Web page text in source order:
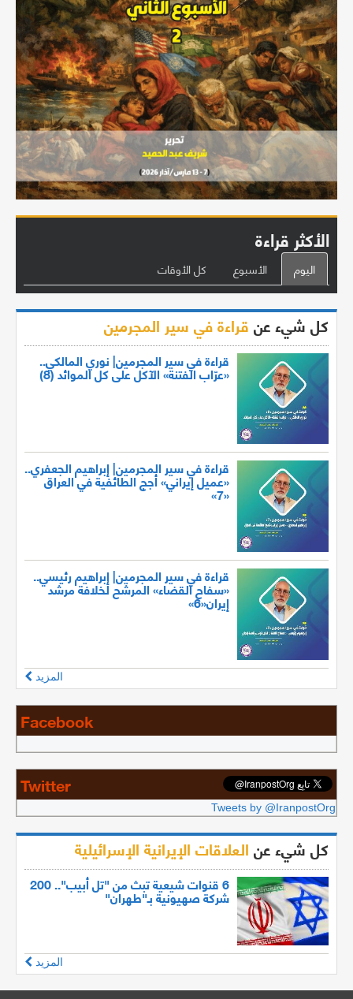
الأكثر قراءة
اليوم الأسبوع كل الأوقات
كل شيء عنقراءة في سير المجرمين
قراءة في سير المجرمين| نوري المالكي..
«عرّاب الفتنة» الآكل على كل الموائد (8)
قراءة في سير المجرمين| إبراهيم الجعفري..
«عميل إيراني» أجج الطائفية في العراق
«7»
قراءة في سير المجرمين| إبراهيم رئيسي..
«سفاح القضاء» المرشح لخلافة مرشد
إيران«6»
المزيد
Facebook
Twitter
Tweets by @IranpostOrg
كل شيء عنالعلاقات الإيرانية الإسرائيلية
6 قنوات شيعية تبث من "تل أبيب".. 200
شركة صهيونية بـ"طهران"
المزيد